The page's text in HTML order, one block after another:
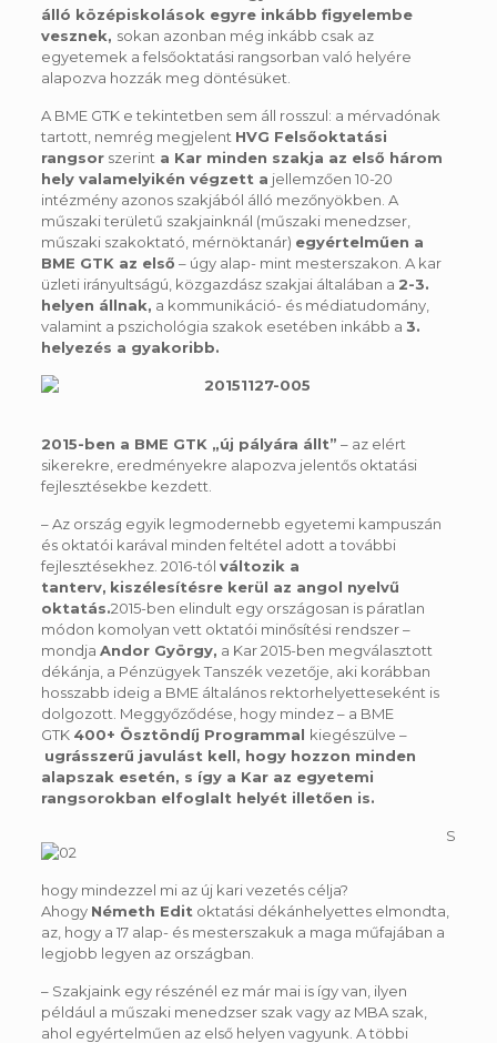
álló középiskolások egyre inkább figyelembe
vesznek, sokan azonban még inkább csak az
egyetemek a felsőoktatási rangsorban való helyére
alapozva hozzák meg döntésüket.
A BME GTK e tekintetben sem áll rosszul: a mérvadónak
tartott, nemrég megjelent HVG Felsőoktatási
rangsorszerint a Kar minden szakja az első három
hely valamelyikén végzett a jellemzően 10-20
intézmény azonos szakjából álló mezőnyökben. A
műszaki területű szakjainknál (műszaki menedzser,
műszaki szakoktató, mérnöktanár) egyértelműen a
BME GTK az első – úgy alap- mint mesterszakon. A kar
üzleti irányultságú, közgazdász szakjai általában a 2-3.
helyen állnak, a kommunikáció- és médiatudomány,
valamint a pszichológia szakok esetében inkább a 3.
helyezés a gyakoribb.
2015-ben a BME GTK „új pályára állt” – az elért
sikerekre, eredményekre alapozva jelentős oktatási
fejlesztésekbe kezdett.
– Az ország egyik legmodernebb egyetemi kampuszán
és oktatói karával minden feltétel adott a további
fejlesztésekhez. 2016-tól változik a
tanterv, kiszélesítésre kerül az angol nyelvű
oktatás.2015-ben elindult egy országosan is páratlan
módon komolyan vett oktatói minősítési rendszer –
mondja Andor György, a Kar 2015-ben megválasztott
dékánja, a Pénzügyek Tanszék vezetője, aki korábban
hosszabb ideig a BME általános rektorhelyetteseként is
dolgozott. Meggyőződése, hogy mindez – a BME
GTK 400+ Ösztöndíj Programmal kiegészülve –
ugrásszerű javulást kell, hogy hozzon minden
alapszak esetén, s így a Kar az egyetemi
rangsorokban elfoglalt helyét illetően is.
S
hogy mindezzel mi az új kari vezetés célja?
Ahogy Németh Edit oktatási dékánhelyettes elmondta,
az, hogy a 17 alap- és mesterszakuk a maga műfajában a
legjobb legyen az országban.
– Szakjaink egy részénél ez már mai is így van, ilyen
például a műszaki menedzser szak vagy az MBA szak,
ahol egyértelműen az első helyen vagyunk. A többi